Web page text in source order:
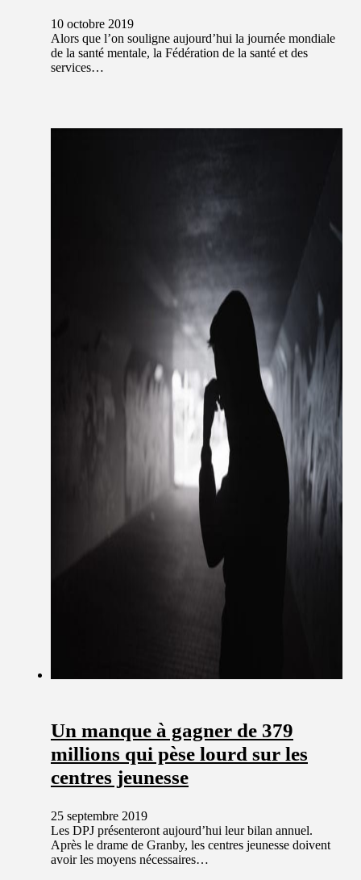
10 octobre 2019
Alors que l’on souligne aujourd’hui la journée mondiale
de la santé mentale, la Fédération de la santé et des
services…
Un manque à gagner de 379
millions qui pèse lourd sur les
centres jeunesse
25 septembre 2019
Les DPJ présenteront aujourd’hui leur bilan annuel.
Après le drame de Granby, les centres jeunesse doivent
avoir les moyens nécessaires…